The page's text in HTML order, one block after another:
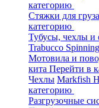
категорию
Стяжки для груза
категорию
Тубусы, чехлы и
Trabucco
Мотовила и
кита Перейти в
Чехлы Markfish
категорию
Разгрузочные